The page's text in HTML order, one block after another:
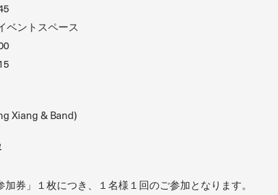
ベントスペース
Xiang & Band)
券」１枚につき、１名様１回のご参加となります。